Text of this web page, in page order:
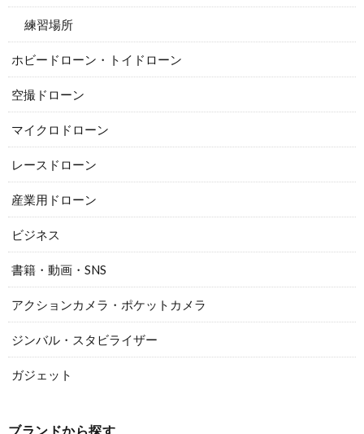
練習場所
ホビードローン・トイドローン
空撮ドローン
マイクロドローン
レースドローン
産業用ドローン
ビジネス
書籍・動画・SNS
アクションカメラ・ポケットカメラ
ジンバル・スタビライザー
ガジェット
ブランドから探す